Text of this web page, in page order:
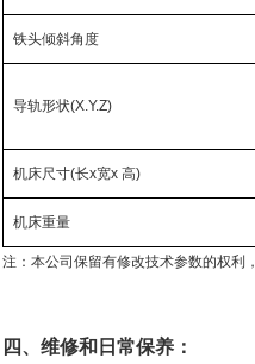
铁头倾斜角度
导轨形状(X.Y.Z)
机床尺寸(长x宽x 高)
机床重量
注：本公司保留有修改技术参数的权利
四、 维修和日常保养：